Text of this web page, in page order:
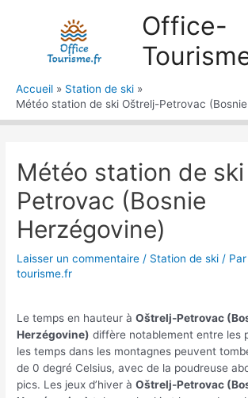
Office-
Accueil
Station de ski
Météo station de ski Oštrelj-Petrovac
Météo station de
Petrovac (Bosnie
Herzégovine)
Laisser un commentaire / Station de ski /
tourisme.fr
Le temps en hauteur àOštrelj-Petrovac
Herzégovine) diffère notablement entre les
les temps dans les montagnes peuvent
de 0 degré Celsius, avec de la poudreuse
pics. Les jeux d’hiver àOštrelj-Petrovac